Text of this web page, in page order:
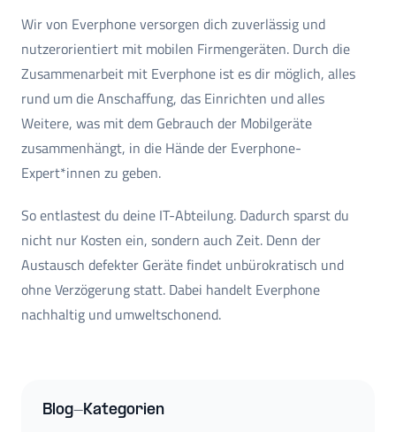
Wir von Everphone versorgen dich zuverlässig und
nutzerorientiert mit mobilen Firmengeräten. Durch die
Zusammenarbeit mit Everphone ist es dir möglich, alles
rund um die Anschaffung, das Einrichten und alles
Weitere, was mit dem Gebrauch der Mobilgeräte
zusammenhängt, in die Hände der Everphone-
Expert*innen zu geben.
So entlastest du deine IT-Abteilung. Dadurch sparst du
nicht nur Kosten ein, sondern auch Zeit. Denn der
Austausch defekter Geräte findet unbürokratisch und
ohne Verzögerung statt. Dabei handelt Everphone
nachhaltig und umweltschonend.
Blog-Kategorien